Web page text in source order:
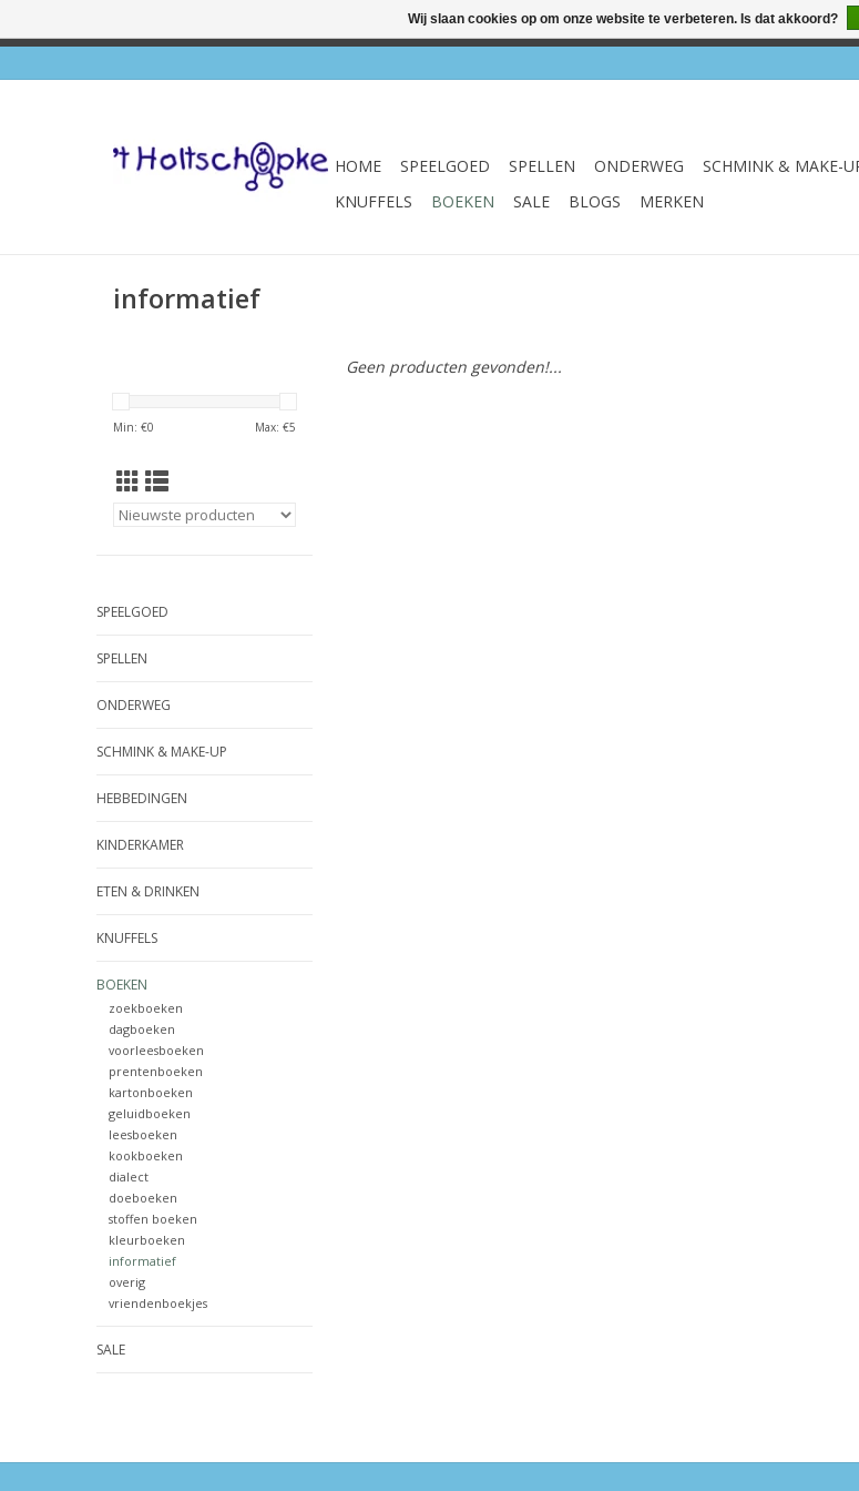
HOME SPEELGOED SPELLEN ONDERWEG SCHMINK & MAKE-
KNUFFELS
BOEKEN SALE BLOGS MERKEN
informatief
Min: €0 Max: €5
SPEELGOED
SPELLEN
ONDERWEG
SCHMINK & MAKE-UP
HEBBEDINGEN
KINDERKAMER
ETEN & DRINKEN
KNUFFELS
BOEKEN
zoekboeken
dagboeken
voorleesboeken
prentenboeken
kartonboeken
geluidboeken
leesboeken
kookboeken
dialect
doeboeken
stoffen boeken
kleurboeken
informatief
overig
vriendenboekjes
SALE
Geen producten gevonden!...
Wij slaan cookies op om onze website te verbeteren. Is dat akkoord?
✔ Winkel & webshop ✔ Gratis verzenden vanaf €75